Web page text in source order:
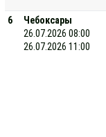
6
Чебоксары
26.07.2026 08:00
26.07.2026 11:00